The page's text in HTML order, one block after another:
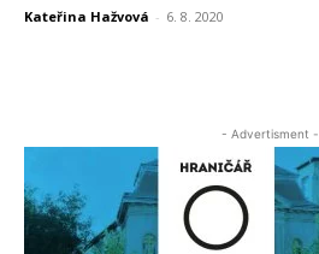
Kateřina Hažvová - 6. 8. 2020
- Advertisment -